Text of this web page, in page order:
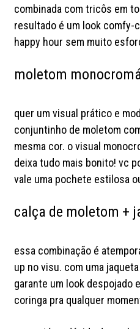
combinada com tricôs em
resultado é um look comfy-
happy hour sem muito
moletom
quer um visual prático e
conjuntinho de moletom
mesma cor. o visual
deixa tudo mais bonito! vc
vale uma pochete estilosa
calça de moletom +
essa combinação é
up no visu. com uma
garante um look despojado
coringa pra qualquer